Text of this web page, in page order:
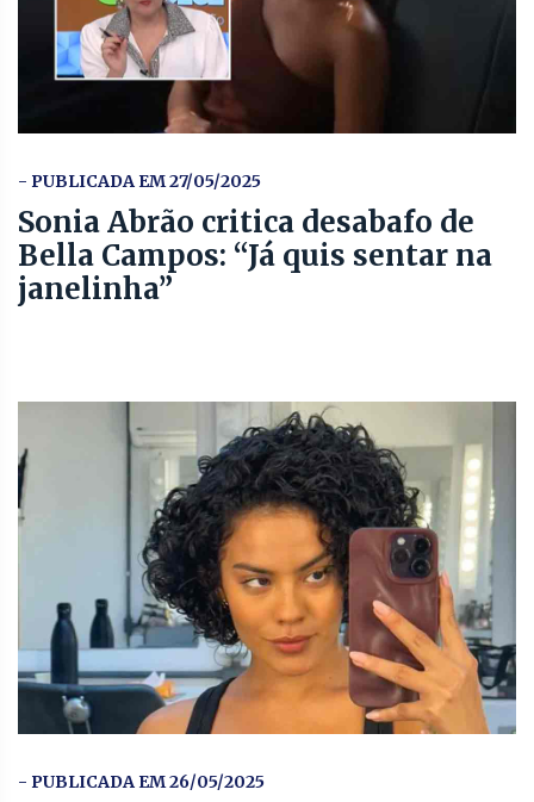
- PUBLICADA EM 27/05/2025
Sonia Abrão critica desabafo de
Bella Campos: “Já quis sentar na
janelinha”
- PUBLICADA EM 26/05/2025